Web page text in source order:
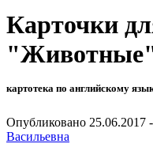
Карточки
картотека по английскому
Опубликовано 25.06.2017
Васильевна